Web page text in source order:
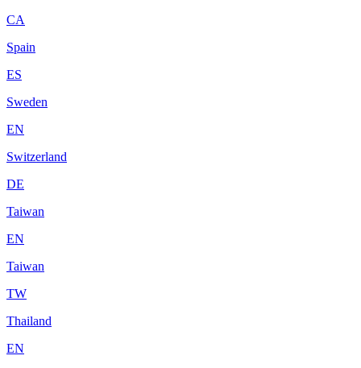
CA
Spain
ES
Sweden
EN
Switzerland
DE
Taiwan
EN
Taiwan
TW
Thailand
EN